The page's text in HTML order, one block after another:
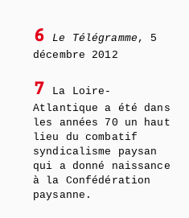
6 Le Télégramme , 5
décembre 2012
7
La Loire-
Atlantique a été dans
les années 70 un haut
lieu du combatif
syndicalisme paysan
qui a donné naissance
à la Confédération
paysanne.